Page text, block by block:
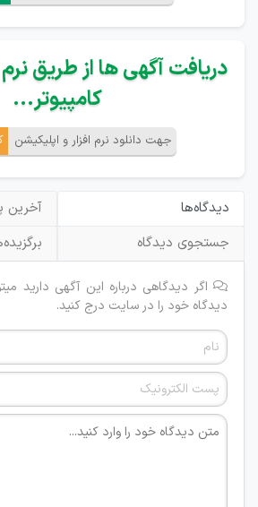
دریافت آگهی ها از طریق نرم
کامپیوتر...
جهت دانلود نرم افزار و اپلیکیشن
دیدگاه‌ها
آخرین
جستجوی دیدگاه
اگر دیدگاهی درباره این آگهی دارید
دیدگاه خود را در سایت درج کنید.